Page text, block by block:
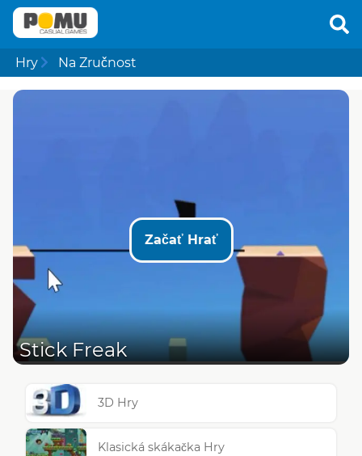
Hry Na Zručnost
Začať Hrať
Stick Freak
3D Hry
Klasická skákačka Hry